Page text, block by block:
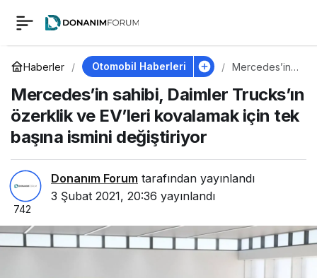
Haberler Otomobil Haberleri
Mercedes’in
Trucks’ın
özerklik ve
EV’leri
kovalamak
değiştiriyor
Mercedes’in sahibi, Daimler Trucks’ın
özerklik ve EV’leri kovalamak için tek
başına ismini değiştiriyor
Donanım Forum tarafından yayınlandı
3 Şubat 2021, 20:36 yayınlandı
742
Mercedes’in sahibi,
Daimler Trucks’ın
özerklik ve EV’leri
kovalamak için tek
başına ismini
değiştiriyor